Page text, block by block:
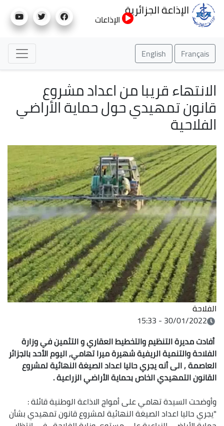
إلى
الإذاعة الجزائرية
الإذاعات
Français
English
الانتهاء قريبا من اعداد مشروع
قانون تمهيدي حول حماية الأراضي
الفلاحية
الفلاحة
30/01/2022 - 15:33
أفادت مديرة التنظيم والتخطيط العقاري و التثمين في وزارة
الفلاحة والتنمية الريفية شهيرة ميرا تهامي, اليوم الأحد بالجزائر
العاصمة , الى أنه يجري حاليا اعداد الصيغة النهائية لمشروع
القانون التمهيدي الخاص بحماية الأراضي الزراعية .
وأوضحت السيدة تهامي على أمواج الاذاعة الوطنية قائلة :
"يجري حاليا اعداد الصيغة النهائية لمشروع قانون تمهيدي بشأن